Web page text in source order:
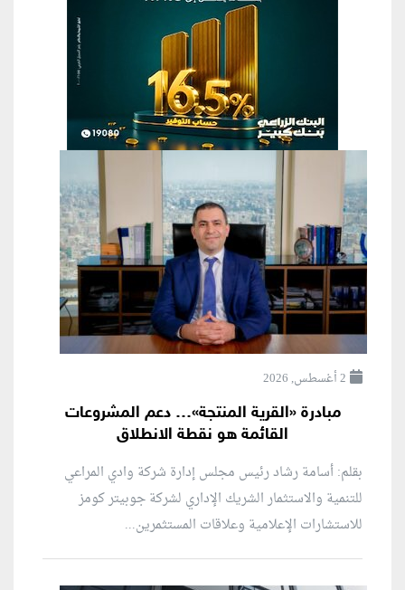
2 أغسطس, 2026
مبادرة «القرية المنتجة»… دعم المشروعات
القائمة هو نقطة الانطلاق
بقلم: أسامة رشاد رئيس مجلس إدارة شركة وادي المراعي
للتنمية والاستثمار الشريك الإداري لشركة جوبيتر كومز
للاستشارات الإعلامية وعلاقات المستثمرين...